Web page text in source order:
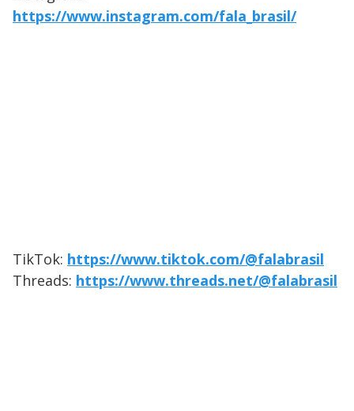
https://www.instagram.com/fala_brasil/
TikTok: https://www.tiktok.com/@falabrasil
Threads: https://www.threads.net/@falabrasil